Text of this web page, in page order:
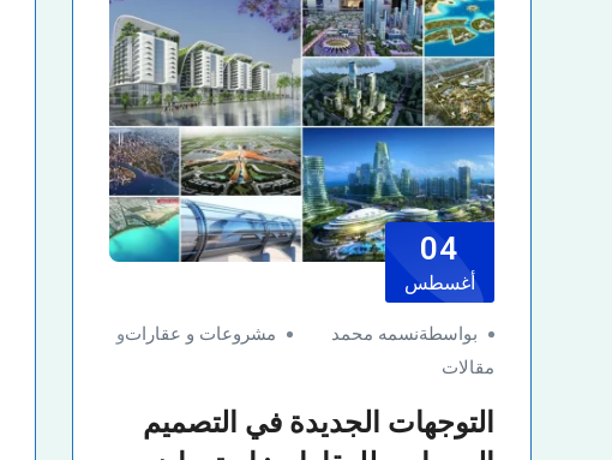
04
أغسطس
بواسطةنسمه محمد مشروعات و عقاراتو
مقالات
التوجهات الجديدة في التصميم